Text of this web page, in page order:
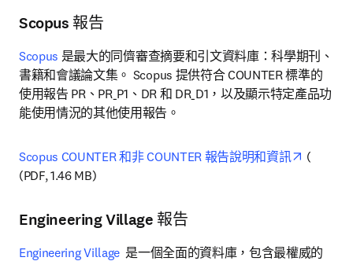
Scopus 報告
Scopus 是最大的同儕審查摘要和引文資料庫：科學期刊、
書籍和會議論文集。 Scopus 提供符合 COUNTER 標準的
使用報告 PR、PR_P1、DR 和 DR_D1，以及顯示特定產品功
能使用情況的其他使用報告。
Scopus COUNTER 和非 COUNTER 報告說明和資訊 opens
(
(PDF, 1.46 MB)
Engineering Village 報告
Engineering Village 是一個全面的資料庫，包含最權威的